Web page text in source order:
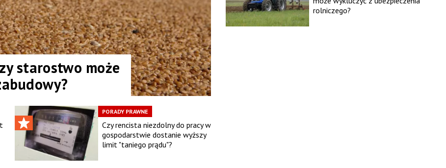
starostwo może
PORADY PRAWNE
Czy rencista niezdolny do pracy w
gospodarstwie dostanie wyższy
limit "taniego prądu"?
rolniczego?